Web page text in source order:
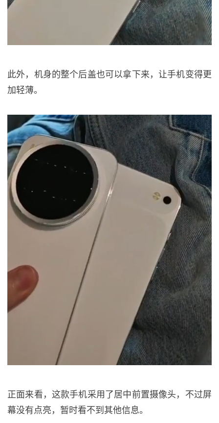
此外，机身的整个后盖也可以拿下来，让手机变得更
加轻薄。
正面来看，这款手机采用了居中前置摄像头，不过屏
幕没有点亮，暂时看不到其他信息。